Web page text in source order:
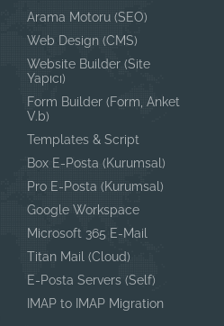
Arama Motoru (SEO)
Web Design (CMS)
Website Builder (Site
Yapıcı)
Form Builder (Form, Anket
V.b)
Templates & Script
Box E-Posta (Kurumsal)
Pro E-Posta (Kurumsal)
Google Workspace
Microsoft 365 E-Mail
Titan Mail (Cloud)
E-Posta Servers (Self)
IMAP to IMAP Migration